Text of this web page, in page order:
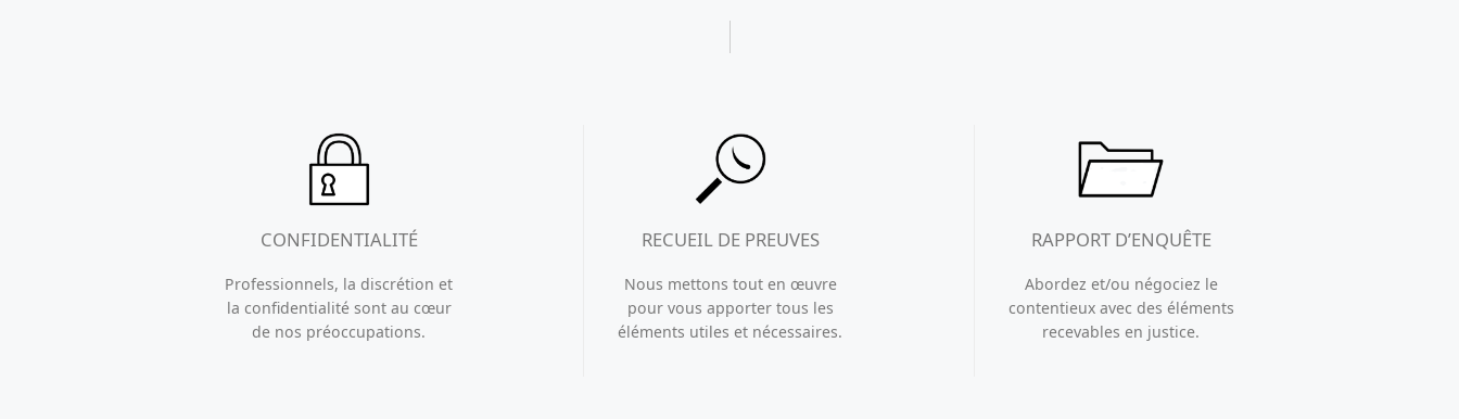
CONFIDENTIALITÉ
Professionnels, la discrétion et
la confidentialité sont au cœur
de nos préoccupations.
RECUEIL DE PREUVES
Nous mettons tout en œuvre
pour vous apporter tous les
éléments utiles et nécessaires.
RAPPORT D’ENQUÊTE
Abordez et/ou négociez le
contentieux avec des éléments
recevables en justice.